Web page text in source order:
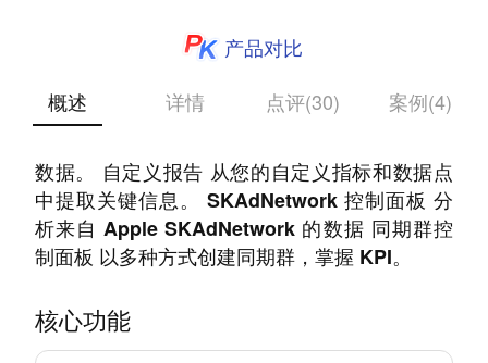
产品对比
概述
详情 点评(30) 案例(4)
数据。 自定义报告 从您的自定义指标和数据点
中提取关键信息。 SKAdNetwork 控制面板 分
析来自 Apple SKAdNetwork 的数据 同期群控
制面板 以多种方式创建同期群，掌握 KPI。
核心功能